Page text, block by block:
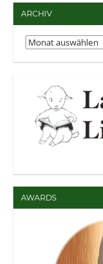
ARCHIV
Archiv
AWARDS